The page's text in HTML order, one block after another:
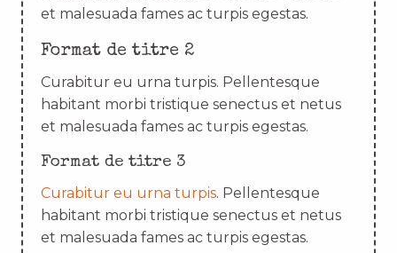
et malesuada fames ac turpis egestas.
Format de titre 2
Curabitur eu urna turpis. Pellentesque
habitant morbi tristique senectus et netus
et malesuada fames ac turpis egestas.
Format de titre 3
Curabitur eu urna turpis. Pellentesque
habitant morbi tristique senectus et netus
et malesuada fames ac turpis egestas.